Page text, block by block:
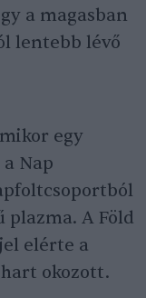
a magasban
lentebb lévő
egy
Nap
plazma. A Föld
elérte a
okozott.